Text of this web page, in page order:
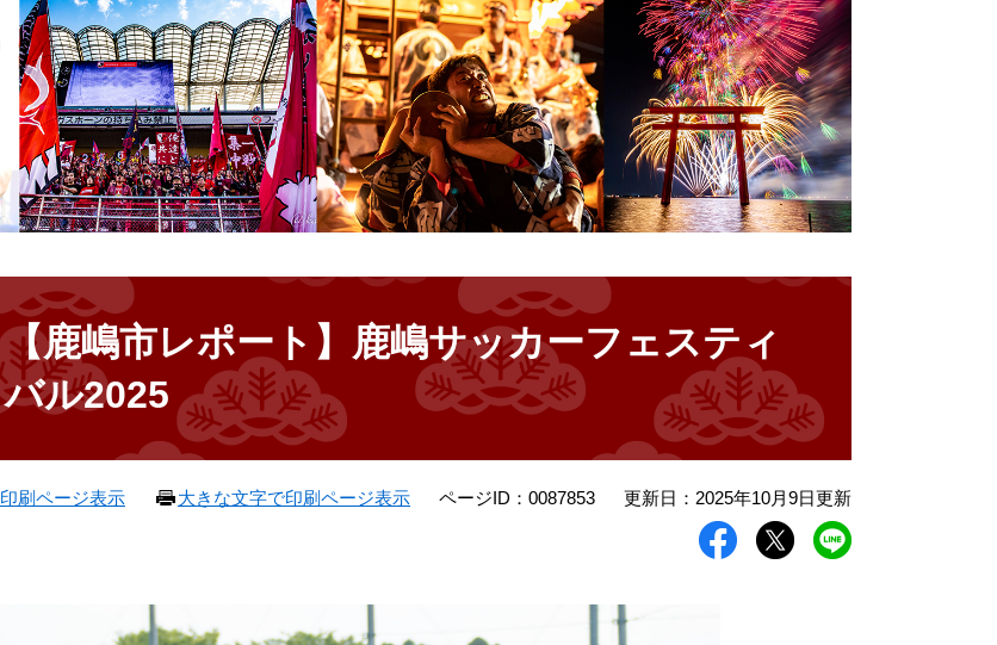
【鹿嶋市レポート】鹿嶋サッカーフェスティ
バル2025
印刷ページ表示 大きな文字で印刷ページ表示 ページID：0087853 更新日：2025年10月9日更新